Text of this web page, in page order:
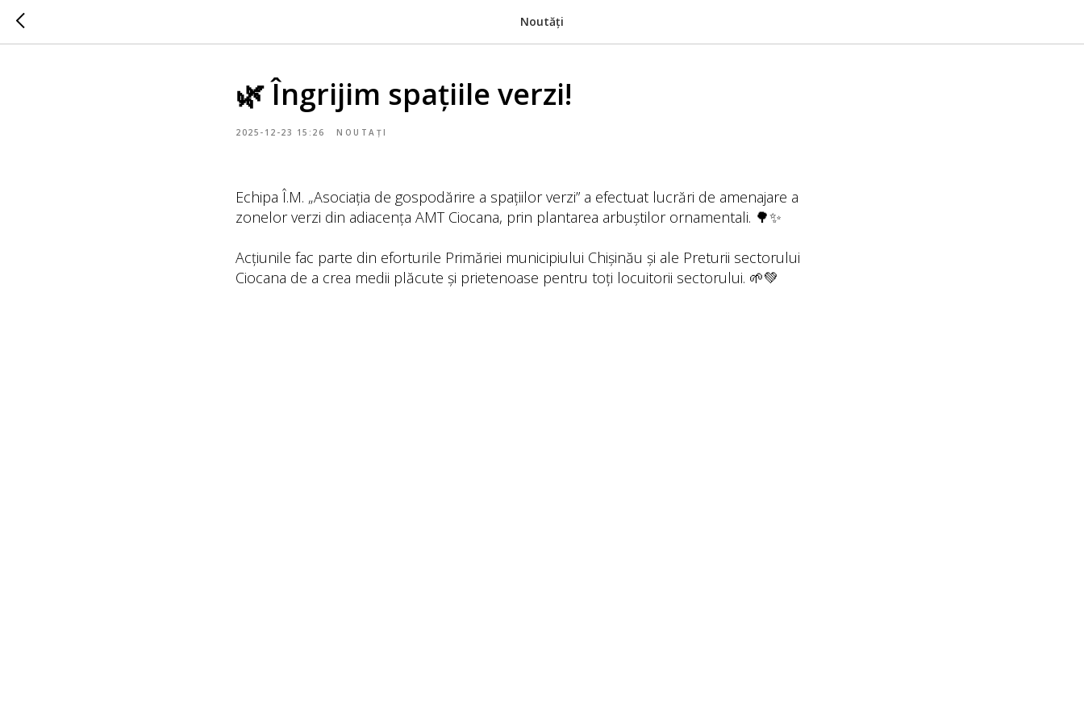
Noutăți
🌿 Îngrijim spațiile verzi!
2025-12-23 15:26 NOUTAȚI
Echipa Î.M. „Asociația de gospodărire a spațiilor verzi” a efectuat lucrări de amenajare a
zonelor verzi din adiacența AMT Ciocana, prin plantarea arbuștilor ornamentali. 🌳✨
Acțiunile fac parte din eforturile Primăriei municipiului Chișinău și ale Preturii sectorului
Ciocana de a crea medii plăcute și prietenoase pentru toți locuitorii sectorului. 🌱💚